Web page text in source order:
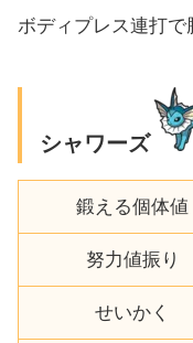
ボディプレス連打で
シャワーズ
鍛える個体値
努力値振り
せいかく